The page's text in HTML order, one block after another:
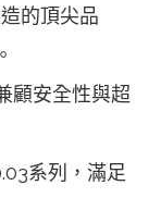
的頂尖品
顧安全性與超
系列，滿足